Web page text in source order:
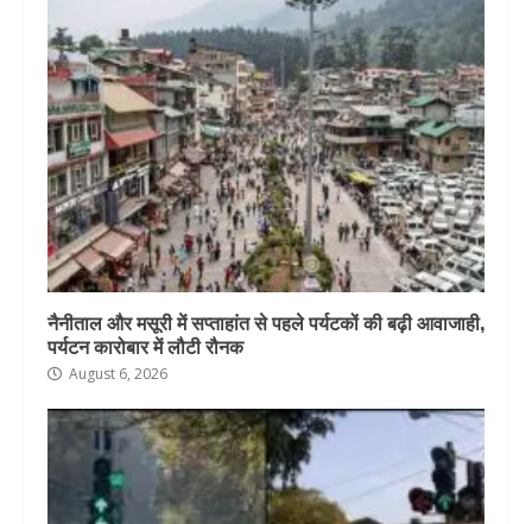
नैनीताल और मसूरी में सप्ताहांत से पहले पर्यटकों की बढ़ी आवाजाही,
पर्यटन कारोबार में लौटी रौनक
August 6, 2026